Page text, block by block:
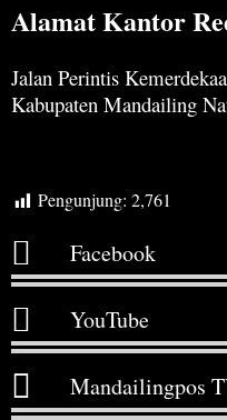
Alamat Kantor
Jalan Perintis
Kabupaten Mandailing
Pengunjung: 2,761
Facebook
YouTube
Mandailingpos